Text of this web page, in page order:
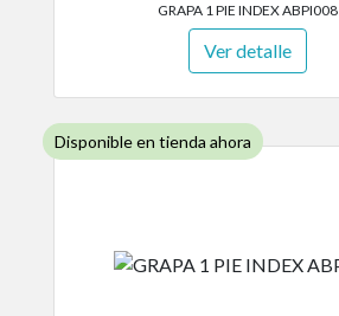
GRAPA 1 PIE INDEX ABPI008
Ver detalle
Disponible en tienda ahora